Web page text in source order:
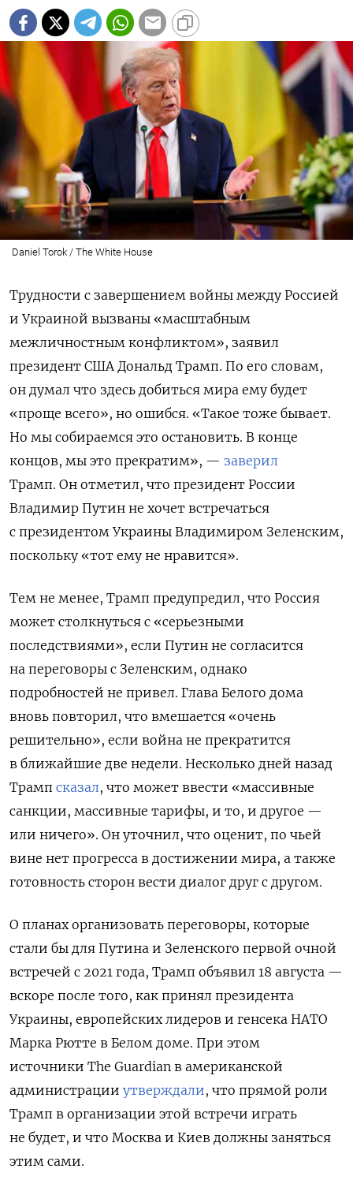
Daniel Torok / The White House
Трудности с завершением войны между Россией
и Украиной вызваны «масштабным
межличностным конфликтом», заявил
президент США Дональд Трамп. По его словам,
он думал что здесь добиться мира ему будет
«проще всего», но ошибся. «Такое тоже бывает.
Но мы собираемся это остановить. В конце
концов, мы это прекратим», — заверил
Трамп. Он отметил, что президент России
Владимир Путин не хочет встречаться
с президентом Украины Владимиром Зеленским,
поскольку «тот ему не нравится».
Тем не менее, Трамп предупредил, что Россия
может столкнуться с «серьезными
последствиями», если Путин не согласится
на переговоры с Зеленским, однако
подробностей не привел. Глава Белого дома
вновь повторил, что вмешается «очень
решительно», если война не прекратится
в ближайшие две недели. Несколько дней назад
Трамп сказал, что может ввести «массивные
санкции, массивные тарифы, и то, и другое —
или ничего». Он уточнил, что оценит, по чьей
вине нет прогресса в достижении мира, а также
готовность сторон вести диалог друг с другом.
О планах организовать переговоры, которые
стали бы для Путина и Зеленского первой очной
встречей с 2021 года, Трамп объявил 18 августа —
вскоре после того, как принял президента
Украины, европейских лидеров и генсека НАТО
Марка Рютте в Белом доме. При этом
источники The Guardian в американской
администрации утверждали, что прямой роли
Трамп в организации этой встречи играть
не будет, и что Москва и Киев должны заняться
этим сами.